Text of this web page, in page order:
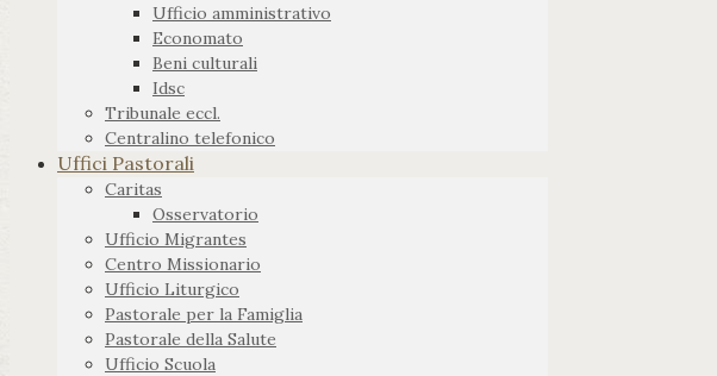
Ufficio amministrativo
Economato
Beni culturali
Idsc
Tribunale eccl.
Centralino telefonico
Uffici Pastorali
Caritas
Osservatorio
Ufficio Migrantes
Centro Missionario
Ufficio Liturgico
Pastorale per la Famiglia
Pastorale della Salute
Ufficio Scuola